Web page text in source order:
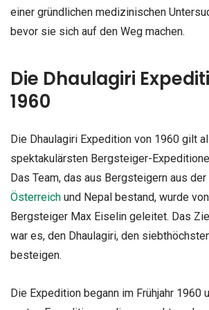
einer gründlichen medizinischen
bevor sie sich auf den Weg machen.
Die Dhaulagiri
1960
Die Dhaulagiri Expedition von 1960 gilt
spektakulärsten Bergsteiger-
Das Team, das aus Bergsteigern aus
Österreich und Nepal bestand, wurde
Bergsteiger Max Eiselin geleitet. Das
war es, den Dhaulagiri, den
besteigen.
Die Expedition begann im Frühjahr 1960